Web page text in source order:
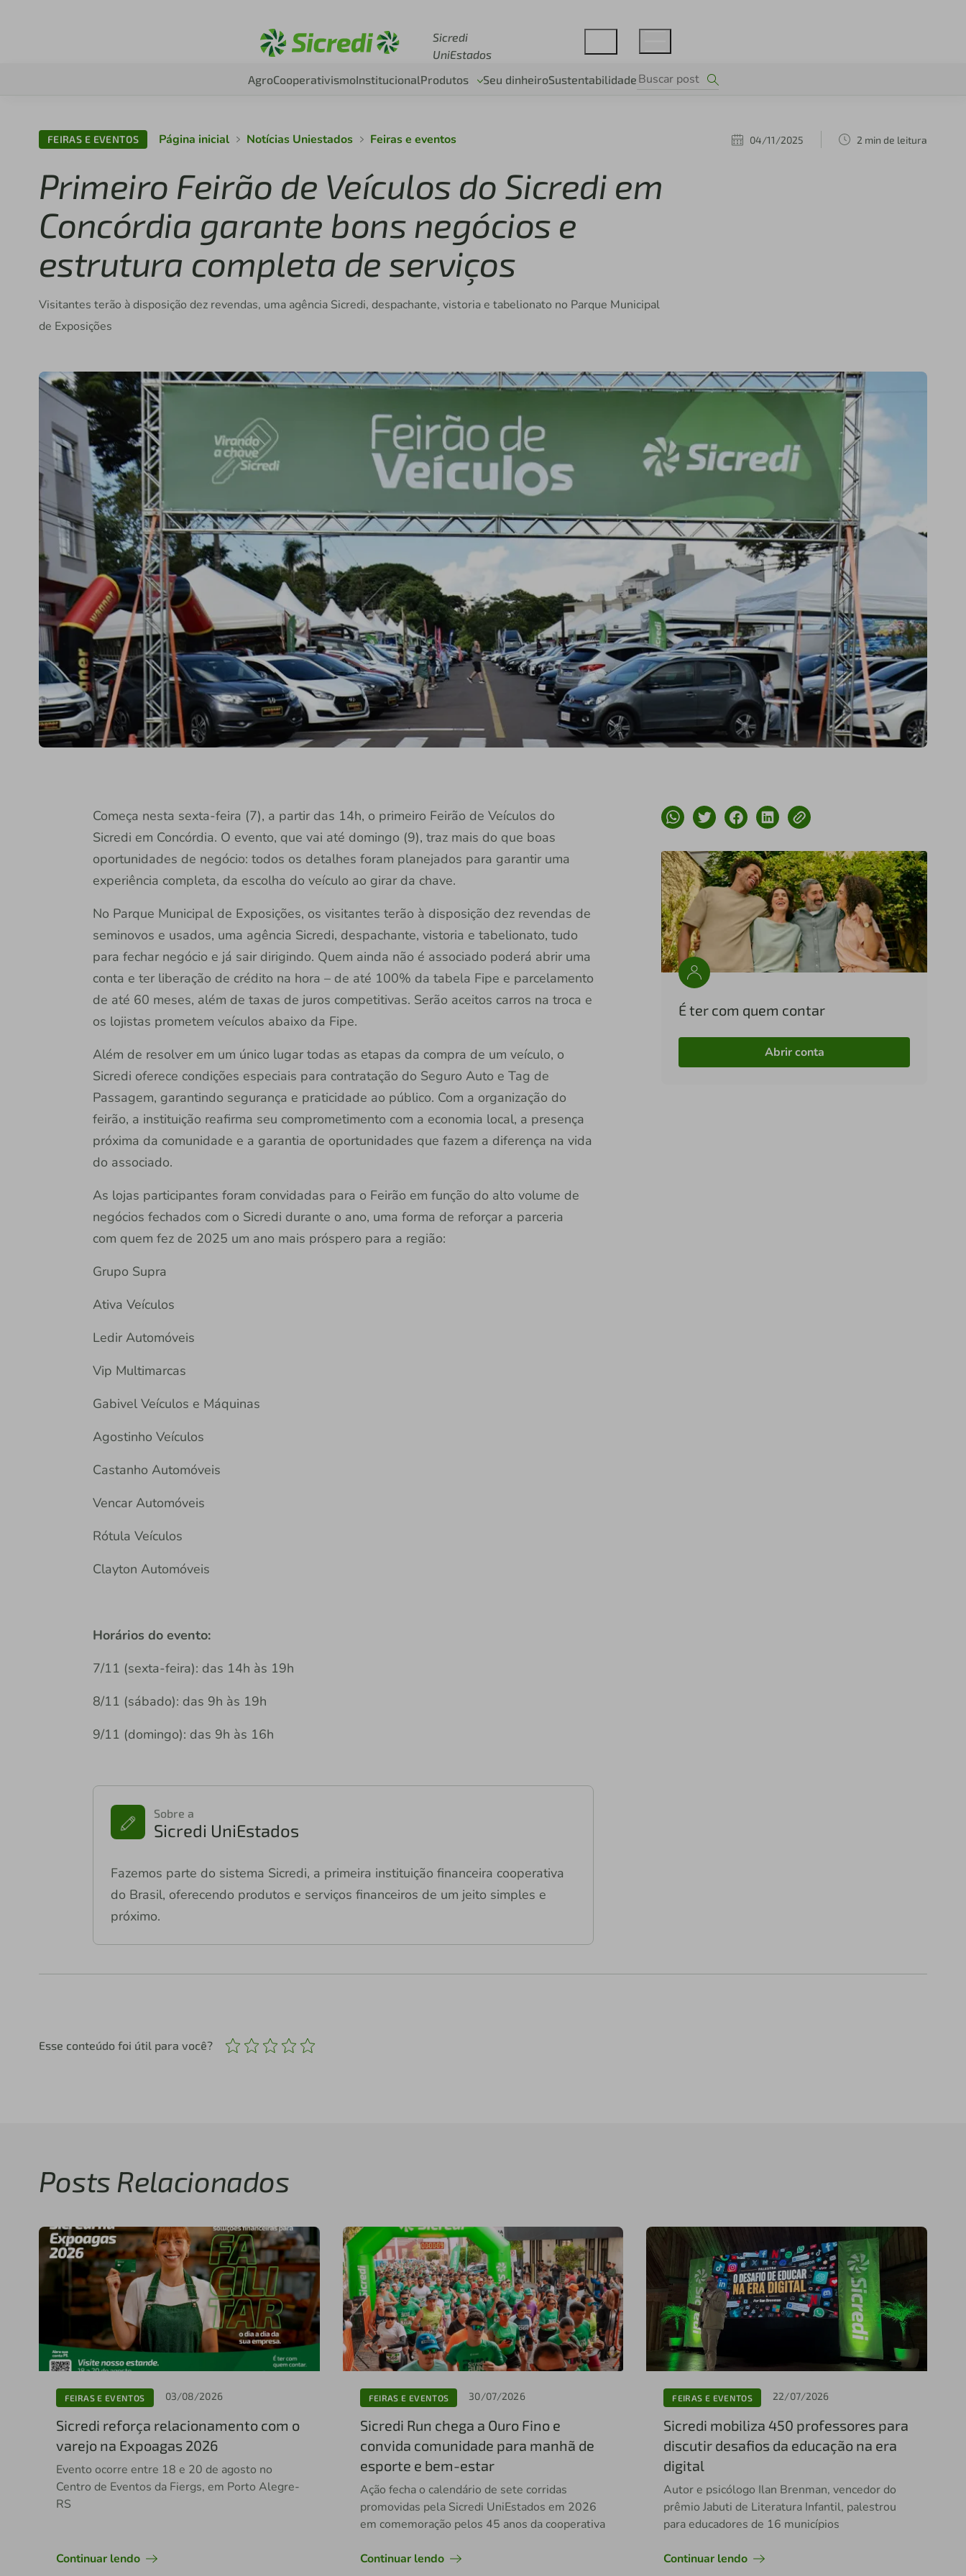
Sicredi
UniEstados
AgroCooperativismoInstitucionalProdutos Seu dinheiroSustentabilidade
FEIRAS E EVENTOS Página inicial Notícias Uniestados Feiras e eventos 04/11/2025 2 min de leitura
Primeiro Feirão de Veículos do Sicredi em
Concórdia garante bons negócios e
estrutura completa de serviços
Visitantes terão à disposição dez revendas, uma agência Sicredi, despachante, vistoria e tabelionato no Parque Municipal
de Exposições
Começa nesta sexta-feira (7), a partir das 14h, o primeiro Feirão de Veículos do
Sicredi em Concórdia. O evento, que vai até domingo (9), traz mais do que boas
oportunidades de negócio: todos os detalhes foram planejados para garantir uma
experiência completa, da escolha do veículo ao girar da chave.
No Parque Municipal de Exposições, os visitantes terão à disposição dez revendas de
seminovos e usados, uma agência Sicredi, despachante, vistoria e tabelionato, tudo
para fechar negócio e já sair dirigindo. Quem ainda não é associado poderá abrir uma
conta e ter liberação de crédito na hora – de até 100% da tabela Fipe e parcelamento
de até 60 meses, além de taxas de juros competitivas. Serão aceitos carros na troca e
os lojistas prometem veículos abaixo da Fipe.
Além de resolver em um único lugar todas as etapas da compra de um veículo, o
Sicredi oferece condições especiais para contratação do Seguro Auto e Tag de
Passagem, garantindo segurança e praticidade ao público. Com a organização do
feirão, a instituição reafirma seu comprometimento com a economia local, a presença
próxima da comunidade e a garantia de oportunidades que fazem a diferença na vida
do associado.
As lojas participantes foram convidadas para o Feirão em função do alto volume de
negócios fechados com o Sicredi durante o ano, uma forma de reforçar a parceria
com quem fez de 2025 um ano mais próspero para a região:
Grupo Supra
Ativa Veículos
Ledir Automóveis
Vip Multimarcas
Gabivel Veículos e Máquinas
Agostinho Veículos
Castanho Automóveis
Vencar Automóveis
Rótula Veículos
Clayton Automóveis
Horários do evento:
7/11 (sexta-feira): das 14h às 19h
8/11 (sábado): das 9h às 19h
9/11 (domingo): das 9h às 16h
Sobre a
Sicredi UniEstados
Fazemos parte do sistema Sicredi, a primeira instituição financeira cooperativa
do Brasil, oferecendo produtos e serviços financeiros de um jeito simples e
próximo.
É ter com quem contar
Abrir conta
Esse conteúdo foi útil para você?
Posts Relacionados
FEIRAS E EVENTOS 03/08/2026
Sicredi reforça relacionamento com o
varejo na Expoagas 2026
Evento ocorre entre 18 e 20 de agosto no
Centro de Eventos da Fiergs, em Porto Alegre-
RS
Continuar lendo
FEIRAS E EVENTOS 30/07/2026
Sicredi Run chega a Ouro Fino e
convida comunidade para manhã de
esporte e bem-estar
Ação fecha o calendário de sete corridas
promovidas pela Sicredi UniEstados em 2026
em comemoração pelos 45 anos da cooperativa
Continuar lendo
FEIRAS E EVENTOS 22/07/2026
Sicredi mobiliza 450 professores para
discutir desafios da educação na era
digital
Autor e psicólogo Ilan Brenman, vencedor do
prêmio Jabuti de Literatura Infantil, palestrou
para educadores de 16 municípios
Continuar lendo